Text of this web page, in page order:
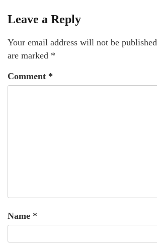
Leave a Reply
Your email address will not be
are marked *
Comment *
Name *